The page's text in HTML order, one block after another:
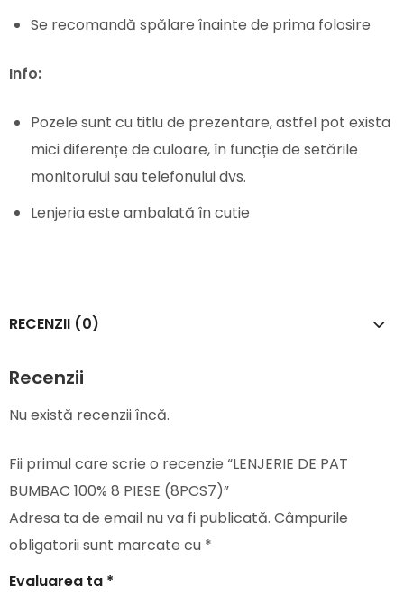
Se recomandă spălare înainte de prima folosire
Info:
Pozele sunt cu titlu de prezentare, astfel pot exista
mici diferențe de culoare, în funcție de setările
monitorului sau telefonului dvs.
Lenjeria este ambalată în cutie
RECENZII (0)
Recenzii
Nu există recenzii încă.
Fii primul care scrie o recenzie “LENJERIE DE PAT
BUMBAC 100% 8 PIESE (8PCS7)”
Adresa ta de email nu va fi publicată. Câmpurile
obligatorii sunt marcate cu *
Evaluarea ta *